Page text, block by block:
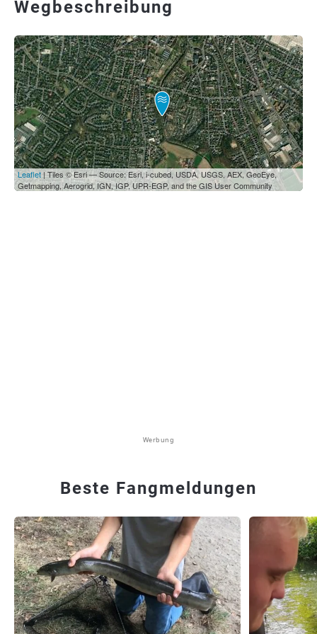
Wegbeschreibung
Leaflet| Tiles © Esri — Source: Esri, i-cubed, USDA, USGS, AEX, GeoEye,
Getmapping, Aerogrid, IGN, IGP, UPR-EGP, and the GIS User Community
Werbung
Beste Fangmeldungen